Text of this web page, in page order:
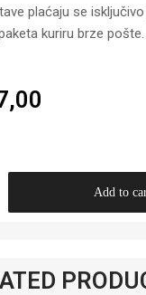
plaćaju se
kuriru brze pošte.
Add to